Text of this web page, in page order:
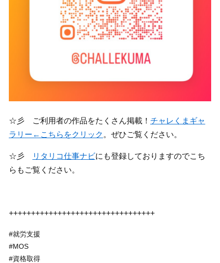
☆彡 ご利用者の作品をたくさん掲載！ チャレくまギャ
ラリー←こちらをクリック 。ぜひご覧ください。
☆彡 リタリコ仕事ナビにも登録しておりますのでこち
らもご覧ください。
+++++++++++++++++++++++++++++++++
#就労支援
#MOS
#資格取得